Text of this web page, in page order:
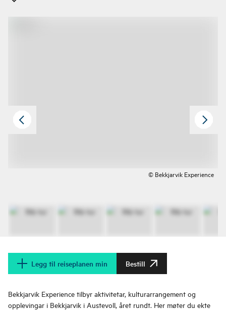
© Bekkjarvik Experience
Legg til reiseplanen min Bestill
Bekkjarvik Experience tilbyr aktivitetar, kulturarrangement og
opplevingar i Bekkjarvik i Austevoll, året rundt. Her møter du ekte